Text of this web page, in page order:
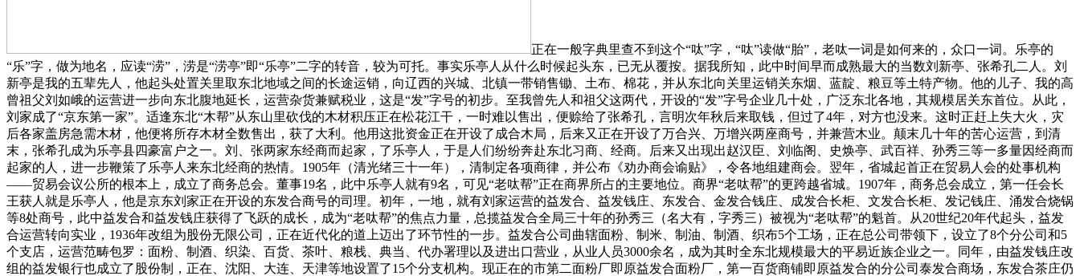
正在一般字典里查不到这个“呔”字，“呔”读做“胎”，老呔一词是如何来的，众口一词。乐亭的
“乐”字，做为地名，应读“涝”，涝是“涝亭”即“乐亭”二字的转音，较为可托。事实乐亭人从什么时候起头东，已无从覆按。据我所知，此中时间早而成熟最大的当数刘新亭、张希孔二人。刘
新亭是我的五辈先人，他起头处置关里取东北地域之间的长途运销，向辽西的兴城、北镇一带销售锄、土布、棉花，并从东北向关里运销关东烟、蓝靛、粮豆等土特产物。他的儿子、我的高
曾祖父刘如峨的运营进一步向东北腹地延长，运营杂货兼赋税业，这是“发”字号的初步。至我曾先人和祖父这两代，开设的“发”字号企业几十处，广泛东北各地，其规模居关东首位。从此，
刘家成了“京东第一家”。适逢东北“木帮”从东山里砍伐的木材积压正在松花江干，一时难以售出，便赊给了张希孔，言明次年秋后来取钱，但过了4年，对方也没来。这时正赶上失大火，灾
后各家盖房急需木材，他便将所存木材全数售出，获了大利。他用这批资金正在开设了成合木局，后来又正在开设了万合兴、万增兴两座商号，并兼营木业。颠末几十年的苦心运营，到清
末，张希孔成为乐亭县四豪富户之一。刘、张两家东经商而起家，了乐亭人，于是人们纷纷奔赴东北习商、经商。后来又出现出赵汉臣、刘临阁、史焕亭、武百祥、孙秀三等一多量因经商而
起家的人，进一步鞭策了乐亭人来东北经商的热情。1905年（清光绪三十一年），清制定各项商律，并公布《劝办商会谕贴》，令各地组建商会。翌年，省城起首正在贸易人会的处事机构
——贸易会议公所的根本上，成立了商务总会。董事19名，此中乐亭人就有9名，可见“老呔帮”正在商界所占的主要地位。商界“老呔帮”的更跨越省城。1907年，商务总会成立，第一任会长
王获人就是乐亭人，他是京东刘家正在开设的东发合商号的司理。初年，一地，就有刘家运营的益发合、益发钱庄、东发合、金发合钱庄、成发合长柜、文发合长柜、发记钱庄、涌发合烧锅
等8处商号，此中益发合和益发钱庄获得了飞跃的成长，成为“老呔帮”的焦点力量，总揽益发合全局三十年的孙秀三（名大有，字秀三）被视为“老呔帮”的魁首。从20世纪20年代起头，益发
合运营转向实业，1936年改组为股份无限公司，正在近代化的道上迈出了环节性的一步。益发合公司曲辖面粉、制米、制油、制酒、织布5个工场，正在总公司带领下，设立了8个分公司和5
个支店，运营范畴包罗：面粉、制酒、织染、百货、茶叶、粮栈、典当、代办署理以及进出口营业，从业人员3000余名，成为其时全东北规模最大的平易近族企业之一。同年，由益发钱庄改
组的益发银行也成立了股份制，正在、沈阳、大连、天津等地设置了15个分支机构。现正在的市第二面粉厂即原益发合面粉厂，第一百货商铺即原益发合的分公司泰发合商场，东发合茶庄仍